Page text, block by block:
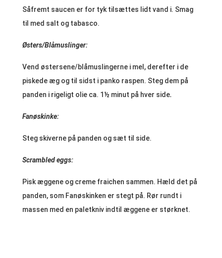
Såfremt saucen er for tyk tilsættes lidt vand i. Smag
til med salt og tabasco.
Østers/Blåmuslinger:
Vend østersene/blåmuslingerne i mel, derefter i de
piskede æg og til sidst i panko raspen. Steg dem på
panden i rigeligt olie ca. 1½ minut på hver side.
Fanøskinke:
Steg skiverne på panden og sæt til side.
Scrambled eggs:
Pisk æggene og creme fraichen sammen. Hæld det på
panden, som Fanøskinken er stegt på. Rør rundt i
massen med en paletkniv indtil æggene er størknet.